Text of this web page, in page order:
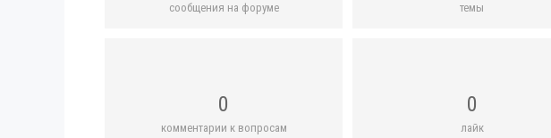
сообщения на форуме темы
0
комментарии к вопросам
0
лайк